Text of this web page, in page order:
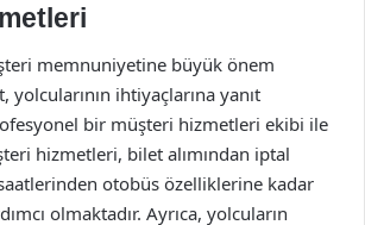
memnuniyetine büyük önem
yolcularının ihtiyaçlarına yanıt
bir müşteri hizmetleri ekibi ile
hizmetleri, bilet alımından iptal
otobüs özelliklerine kadar
olmaktadır. Ayrıca, yolcuların